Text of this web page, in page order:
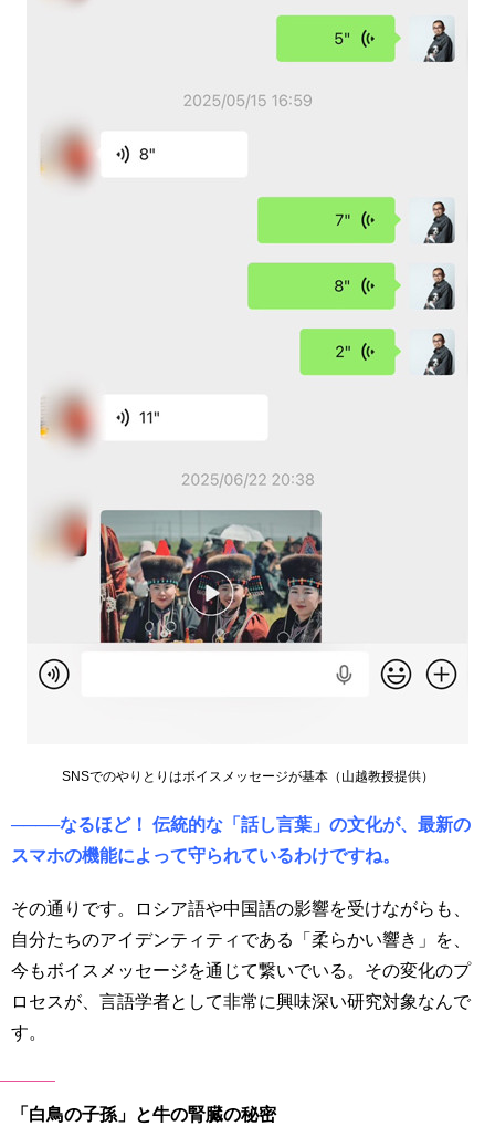
SNSでのやりとりはボイスメッセージが基本（山越教授提供）
────なるほど！ 伝統的な「話し言葉」の文化が、最新の
スマホの機能によって守られているわけですね。
その通りです。ロシア語や中国語の影響を受けながらも、
自分たちのアイデンティティである「柔らかい響き」を、
今もボイスメッセージを通じて繋いでいる。その変化のプ
ロセスが、言語学者として非常に興味深い研究対象なんで
す。
「白鳥の子孫」と牛の腎臓の秘密